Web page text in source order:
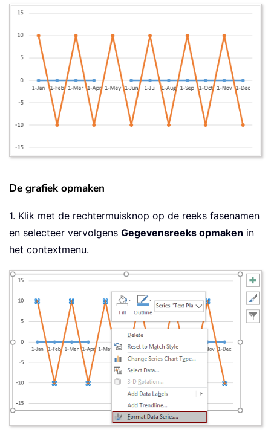
De grafiek opmaken
1. Klik met de rechtermuisknop op de reeks fasenamen
en selecteer vervolgens Gegevensreeks opmaken in
het contextmenu.